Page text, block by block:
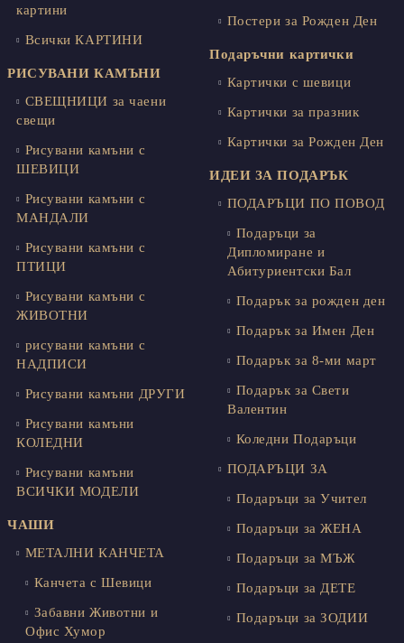
картини
Всички КАРТИНИ
РИСУВАНИ КАМЪНИ
СВЕЩНИЦИ за чаени
свещи
Рисувани камъни с
ШЕВИЦИ
Рисувани камъни с
МАНДАЛИ
Рисувани камъни с
ПТИЦИ
Рисувани камъни с
ЖИВОТНИ
рисувани камъни с
НАДПИСИ
Рисувани камъни ДРУГИ
Рисувани камъни
КОЛЕДНИ
Рисувани камъни
ВСИЧКИ МОДЕЛИ
ЧАШИ
МЕТАЛНИ КАНЧЕТА
Канчета с Шевици
Забавни Животни и
Офис Хумор
Постери за Рожден Ден
Подаръчни картички
Картички с шевици
Картички за празник
Картички за Рожден Ден
ИДЕИ ЗА ПОДАРЪК
ПОДАРЪЦИ ПО ПОВОД
Подаръци за
Дипломиране и
Абитуриентски Бал
Подарък за рожден ден
Подарък за Имен Ден
Подарък за 8-ми март
Подарък за Свети
Валентин
Коледни Подаръци
ПОДАРЪЦИ ЗА
Подаръци за Учител
Подаръци за ЖЕНА
Подаръци за МЪЖ
Подаръци за ДЕТЕ
Подаръци за ЗОДИИ